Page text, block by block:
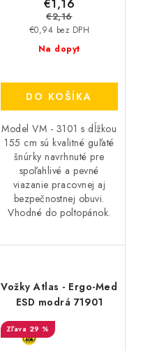
Na dopyt
€0,94 bez DPH
€1,16
€2,16
DO KOŠÍKA
Model VM - 3101 s dĺžkou
155 cm sú kvalitné guľaté
šnúrky navrhnuté pre
spoľahlivé a pevné
viazanie pracovnej aj
bezpečnostnej obuvi.
Vhodné do poltopánok.
Vožky Atlas - Ergo-Med
ESD modrá 71901
29 %